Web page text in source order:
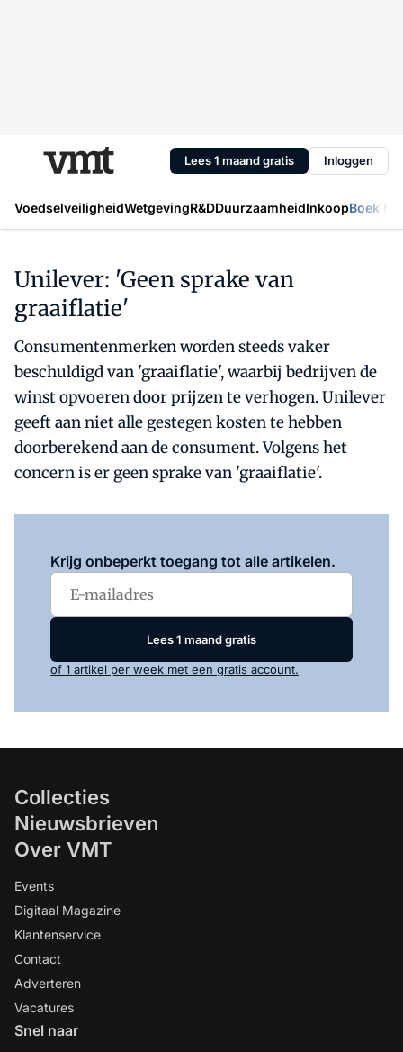
Lees 1 maand gratis Inloggen
VoedselveiligheidWetgevingR&DDuurzaamheidInkoopBoek
Unilever: 'Geen sprake van
graaiflatie'
Consumentenmerken worden steeds vaker
beschuldigd van 'graaiflatie', waarbij bedrijven de
winst opvoeren door prijzen te verhogen. Unilever
geeft aan niet alle gestegen kosten te hebben
doorberekend aan de consument. Volgens het
concern is er geen sprake van 'graaiflatie'.
Krijg onbeperkt toegang tot alle artikelen.
Lees 1 maand gratis
of 1 artikel per week met een gratis account.
Collecties
Nieuwsbrieven
Over VMT
Events
Digitaal Magazine
Klantenservice
Contact
Adverteren
Vacatures
Snel naar